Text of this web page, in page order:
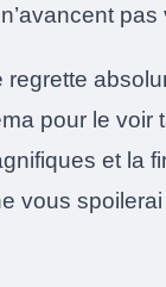
pas
regrette
pour le voir
et la
vous